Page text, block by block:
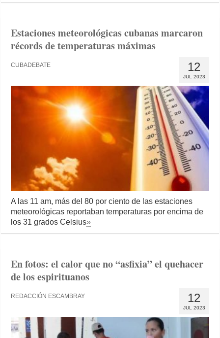
Estaciones meteorológicas cubanas marcaron
récords de temperaturas máximas
12
JUL 2023
CUBADEBATE
A las 11 am, más del 80 por ciento de las estaciones
meteorológicas reportaban temperaturas por encima de
los 31 grados Celsius»
En fotos: el calor que no “asfixia” el quehacer
de los espirituanos
12
JUL 2023
REDACCIÓN ESCAMBRAY